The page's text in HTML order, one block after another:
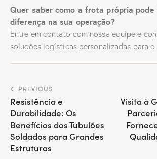
Quer saber como a frota própria pode
diferença na sua operação?
Entre em contato com nossa equipe e
soluções logísticas personalizadas para o
PREVIOUS
Resistência e
Durabilidade: Os
Benefícios dos Tubulões
Soldados para Grandes
Estruturas
Visita à